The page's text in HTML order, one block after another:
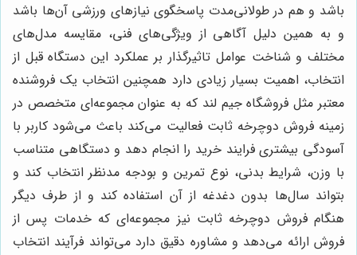
باشد و هم در طولانی‌مدت پاسخگوی نیازهای ورزشی آن‌ها باشد
و به همین دلیل آگاهی از ویژگی‌های فنی، مقایسه مدل‌های
مختلف و شناخت عوامل تاثیرگذار بر عملکرد این دستگاه قبل از
انتخاب، اهمیت بسیار زیادی دارد همچنین انتخاب یک فروشنده
معتبر مثل فروشگاه جیم لند که به عنوان مجموعه‌ای متخصص در
زمینه فروش دوچرخه ثابت فعالیت می‌کند باعث می‌شود کاربر با
آسودگی بیشتری فرایند خرید را انجام دهد و دستگاهی متناسب
با وزن، شرایط بدنی، نوع تمرین و بودجه مدنظر انتخاب کند و
بتواند سال‌ها بدون دغدغه از آن استفاده کند و از طرف دیگر
هنگام فروش دوچرخه ثابت نیز مجموعه‌ای که خدمات پس از
فروش ارائه می‌دهد و مشاوره دقیق دارد می‌تواند فرآیند انتخاب